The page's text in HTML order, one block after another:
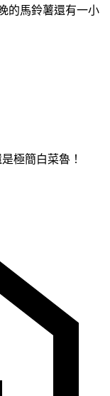
的馬鈴薯還有一小
極簡白菜魯！